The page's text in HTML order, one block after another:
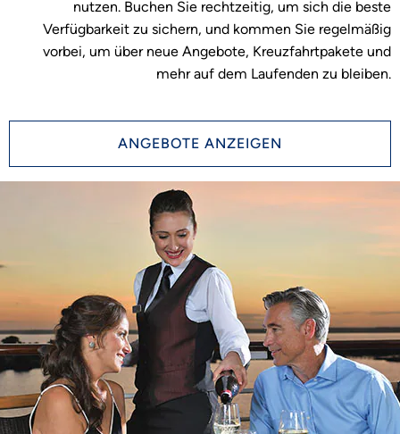
nutzen. Buchen Sie rechtzeitig, um sich die beste
Verfügbarkeit zu sichern, und kommen Sie regelmäßig
vorbei, um über neue Angebote, Kreuzfahrtpakete und
mehr auf dem Laufenden zu bleiben.
ANGEBOTE ANZEIGEN